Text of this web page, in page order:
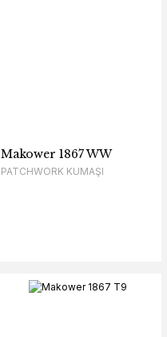
Makower 1867 WW
PATCHWORK KUMAŞI